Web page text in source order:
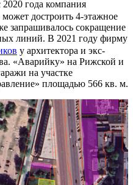
года компания
достроить 4-этажное
запрашивалось сокращение
линий. В 2021 году фирму
у архитектора и экс-
«Аварийку» на Рижской и
на участке
площадью 566 кв. м.